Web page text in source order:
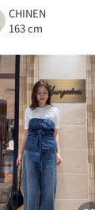
CHINEN
163 cm